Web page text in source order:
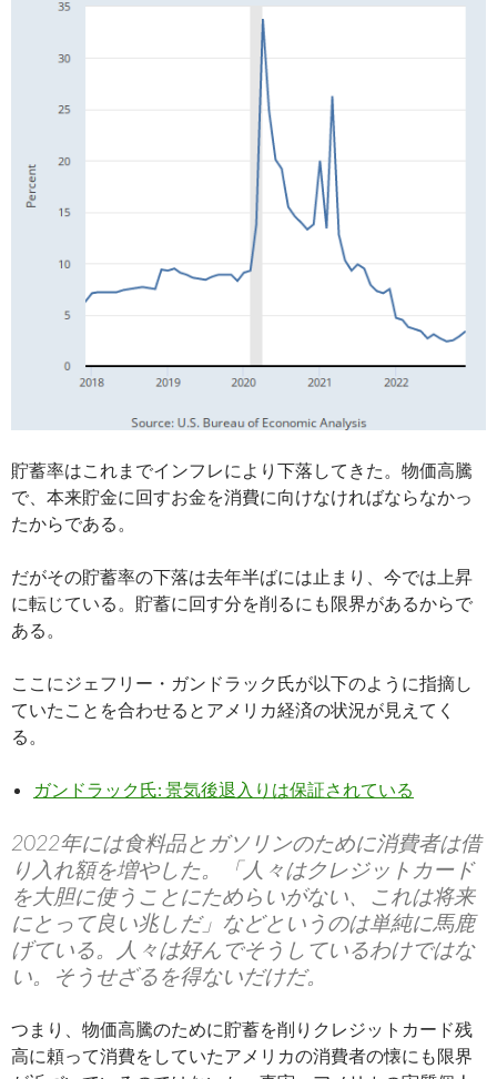
貯蓄率はこれまでインフレにより下落してきた。物価高騰
で、本来貯金に回すお金を消費に向けなければならなかっ
たからである。
だがその貯蓄率の下落は去年半ばには止まり、今では上昇
に転じている。貯蓄に回す分を削るにも限界があるからで
ある。
ここにジェフリー・ガンドラック氏が以下のように指摘し
ていたことを合わせるとアメリカ経済の状況が見えてく
る。
ガンドラック氏: 景気後退入りは保証されている
2022年には食料品とガソリンのために消費者は借
り入れ額を増やした。「人々はクレジットカード
を大胆に使うことにためらいがない、これは将来
にとって良い兆しだ」などというのは単純に馬鹿
げている。人々は好んでそうしているわけではな
い。そうせざるを得ないだけだ。
つまり、物価高騰のために貯蓄を削りクレジットカード残
高に頼って消費をしていたアメリカの消費者の懐にも限界